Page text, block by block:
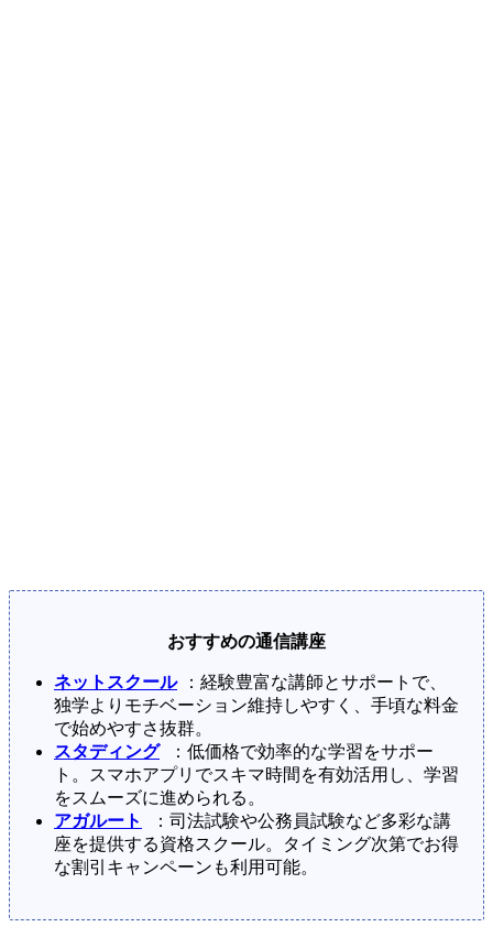
おすすめの通信講座
ネットスクール
：経験豊富な講師とサポートで、
独学よりモチベーション維持しやすく、手頃な料金
で始めやすさ抜群。
スタディング
：低価格で効率的な学習をサポー
ト。スマホアプリでスキマ時間を有効活用し、学習
をスムーズに進められる。
アガルート
：司法試験や公務員試験など多彩な講
座を提供する資格スクール。タイミング次第でお得
な割引キャンペーンも利用可能。